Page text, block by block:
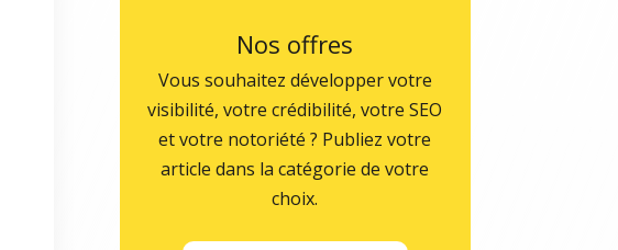
Nos offres
Vous souhaitez développer votre
visibilité, votre crédibilité, votre SEO
et votre notoriété ? Publiez votre
article dans la catégorie de votre
choix.